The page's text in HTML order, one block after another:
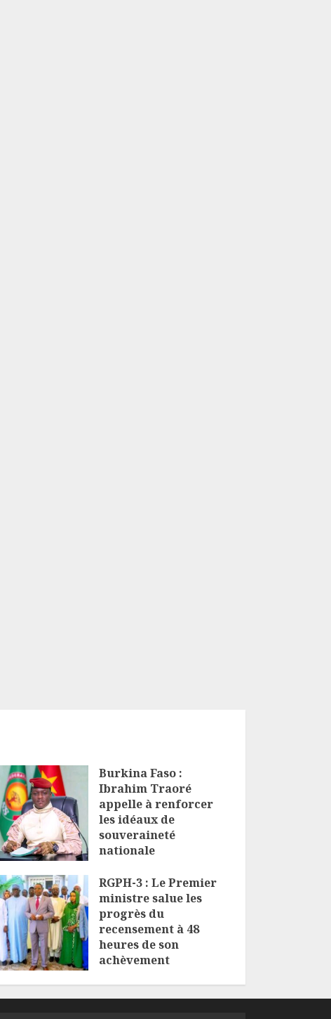
Burkina Faso :
Ibrahim Traoré
appelle à renforcer
les idéaux de
souveraineté
nationale
RGPH-3 : Le Premier
ministre salue les
progrès du
recensement à 48
heures de son
achèvement